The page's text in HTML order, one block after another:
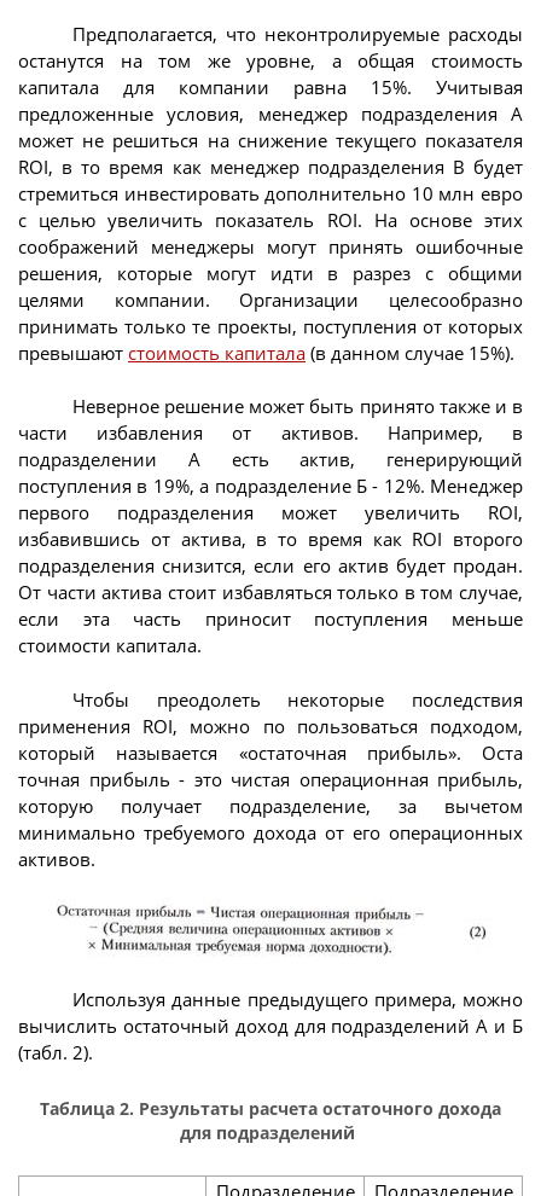
Предполагается, что неконтролируемые расходы
останутся на том же уровне, а общая стоимость
капитала для компании равна 15%. Учитывая
предложенные условия, менеджер подразделения А
может не решиться на снижение текущего показателя
ROI, в то время как менеджер подразделения В будет
стремиться инвестировать дополнительно 10 млн евро
с целью увеличить показатель ROI. На основе этих
соображений менеджеры могут принять ошибочные
решения, которые могут идти в разрез с общими
целями компании. Организации целесообразно
принимать только те проекты, поступления от которых
превышают стоимость капитала (в данном случае 15%).
Неверное решение может быть принято также и в
части избавления от активов. Например, в
подразделении А есть актив, генерирующий
поступления в 19%, а подразделение Б - 12%. Менеджер
первого подразделения может увеличить ROI,
избавившись от актива, в то время как ROI второго
подразделения снизится, если его актив будет продан.
От части актива стоит избавляться только в том случае,
если эта часть приносит поступления меньше
стоимости капитала.
Чтобы преодолеть некоторые последствия
применения ROI, можно по пользоваться подходом,
который называется «остаточная прибыль». Оста
точная прибыль - это чистая операционная прибыль,
которую получает подразделение, за вычетом
минимально требуемого дохода от его операционных
активов.
Используя данные предыдущего примера, можно
вычислить остаточный доход для подразделений А и Б
(табл. 2).
Таблица 2. Результаты расчета остаточного дохода
для подразделений